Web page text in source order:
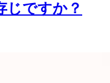
ですか？